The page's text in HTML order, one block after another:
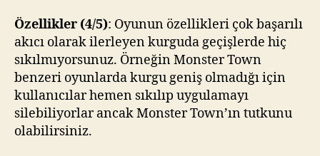
Özellikler (4/5): Oyunun özellikleri çok başarılı
akıcı olarak ilerleyen kurguda geçişlerde hiç
sıkılmıyorsunuz. Örneğin Monster Town
benzeri oyunlarda kurgu geniş olmadığı için
kullanıcılar hemen sıkılıp uygulamayı
silebiliyorlar ancak Monster Town’ın tutkunu
olabilirsiniz.